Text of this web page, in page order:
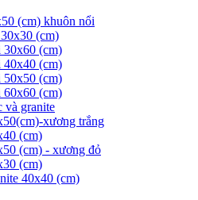
(cm) khuôn nổi
(cm)
30x60 (cm)
40x40 (cm)
50x50 (cm)
60x60 (cm)
và granite
xương trắng
(cm)
(cm) - xương đỏ
(cm)
40x40 (cm)